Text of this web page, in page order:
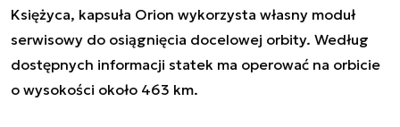
Księżyca, kapsuła Orion wykorzysta własny moduł
serwisowy do osiągnięcia docelowej orbity. Według
dostępnych informacji statek ma operować na orbicie
o wysokości około 463 km.